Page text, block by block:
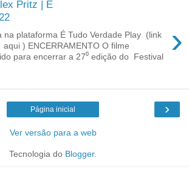
Pritz | É
›
na plataforma É Tudo Verdade Play (link
) ENCERRAMENTO O filme
para encerrar a 27⁰ edição do Festival
›
Página inicial
Ver versão para a web
Tecnologia do Blogger.